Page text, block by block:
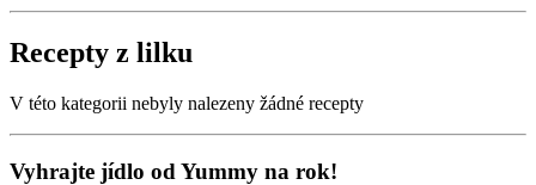
Recepty z lilku
V této kategorii nebyly nalezeny žádné recepty
Vyhrajte jídlo od Yummy na rok!